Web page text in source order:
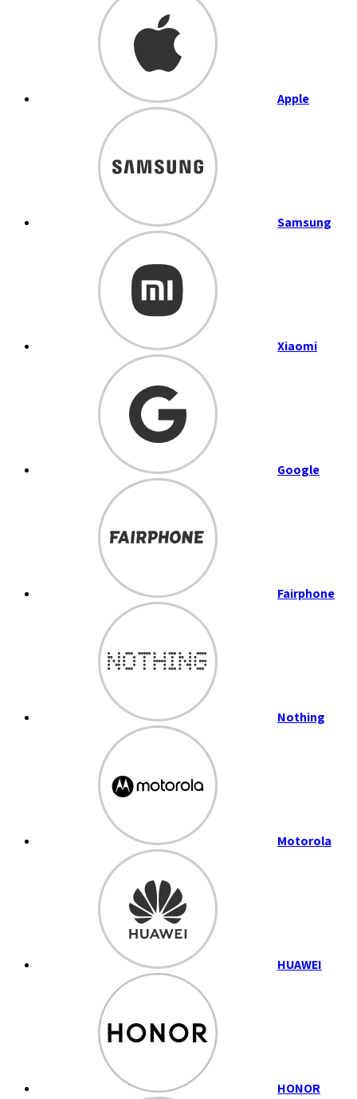
Apple
Samsung
Xiaomi
Google
Fairphone
Nothing
Motorola
HUAWEI
HONOR